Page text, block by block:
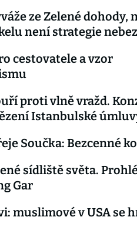
ze Zelené dohody,
není strategie
cestovatele a vzor
proti vlně vražd.
Istanbulské
Součka: Bezcenné
sídliště světa.
Gar
muslimové v USA se